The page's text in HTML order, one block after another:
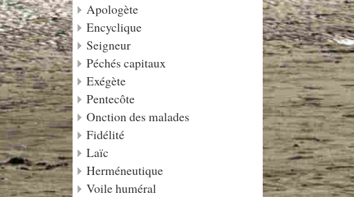
Apologète
Encyclique
Seigneur
Péchés capitaux
Exégète
Pentecôte
Onction des malades
Fidélité
Laïc
Herméneutique
Voile huméral